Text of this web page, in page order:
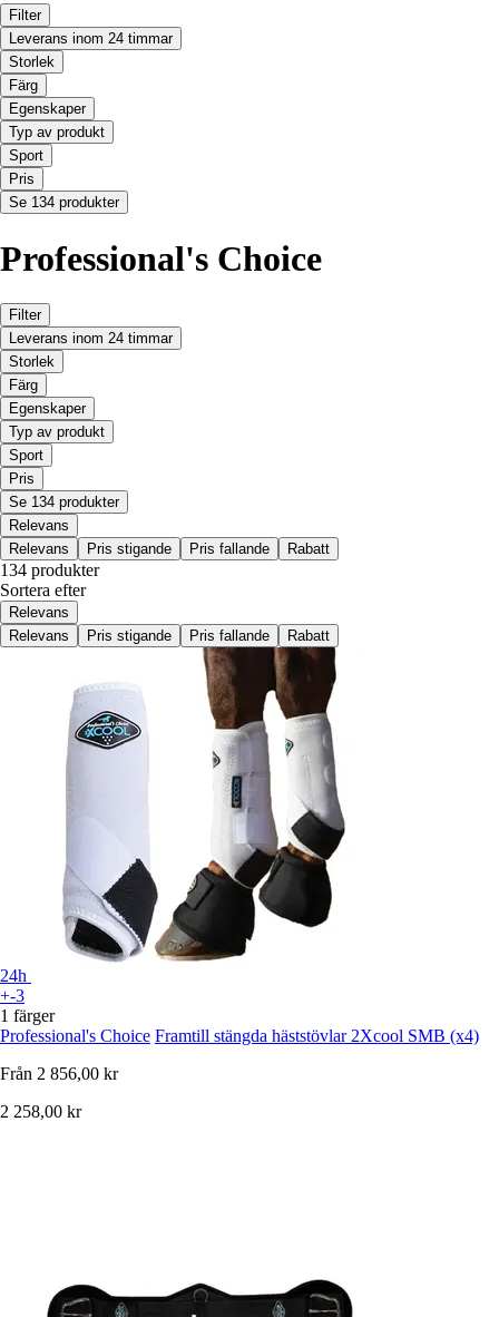
Filter
Leverans inom 24 timmar
Storlek
Färg
Egenskaper
Typ av produkt
Sport
Pris
Se 134 produkter
Professional's Choice
Filter
Leverans inom 24 timmar
Storlek
Färg
Egenskaper
Typ av produkt
Sport
Pris
Se 134 produkter
Relevans
Relevans
Pris stigande Pris fallande Rabatt
134 produkter
Sortera efter
Relevans
Relevans
Pris stigande Pris fallande Rabatt
24h
+-3
1 färger
Professional's Choice Framtill stängda häststövlar 2Xcool SMB (x4)
Från 2 856,00 kr
2 258,00 kr